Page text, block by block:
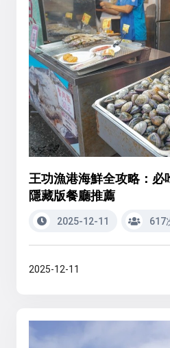
王功漁港海鮮全攻略：必
隱藏版餐廳推薦
2025-12-11 617
2025-12-11